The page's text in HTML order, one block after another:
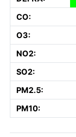
CO:
O3:
NO2:
SO2:
PM2.5:
PM10: